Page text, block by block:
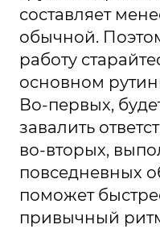
составляет
обычной.
работу
основном
Во-первых,
завалить
во-вторых,
повседневных
поможет
привычный